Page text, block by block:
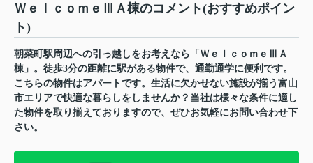
ＷｅｌｃｏｍｅⅢＡ棟のコメント(おすすめポイン
ト)
朝菜町駅周辺への引っ越しをお考えなら「ＷｅｌｃｏｍｅⅢＡ
棟」。徒歩3分の距離に駅がある物件で、通勤通学に便利です。
こちらの物件はアパートです。生活に欠かせない施設が揃う富山
市エリアで快適な暮らしをしませんか？当社は様々な条件に適し
た物件を取り揃えておりますので、ぜひお気軽にお問い合わせ下
さい。